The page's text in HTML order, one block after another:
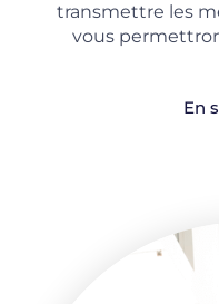
transmettre les
vous
En